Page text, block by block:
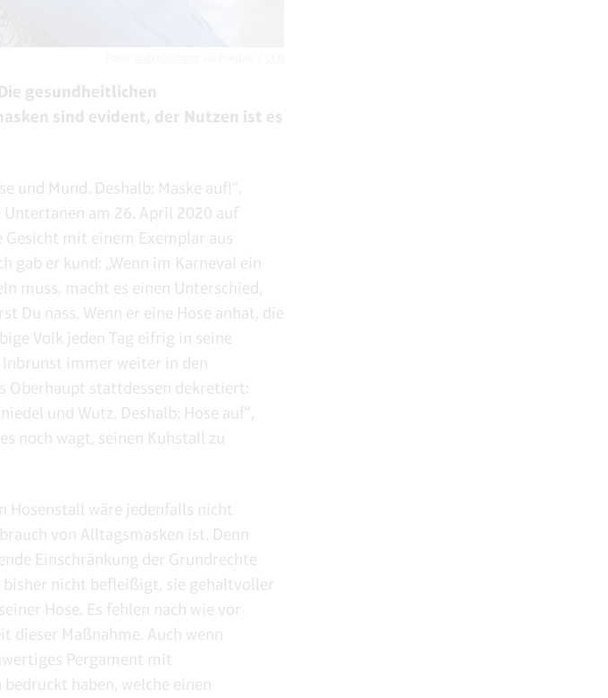
gesundheitlichen
sind evident, der Nutzen ist es
und Mund. Deshalb: Maske auf!“,
am 26. April 2020 auf
mit einem Exemplar aus
gab er kund: „Wenn im Karneval ein
muss, macht es einen Unterschied,
Du nass. Wenn er eine Hose anhat, die
Volk jeden Tag eifrig in seine
immer weiter in den
Oberhaupt stattdessen dekretiert:
und Wutz. Deshalb: Hose auf“,
noch wagt, seinen Kuhstall zu
Hosenstall wäre jedenfalls nicht
von Alltagsmasken ist. Denn
Einschränkung der Grundrechte
nicht befleißigt, sie gehaltvoller
Hose. Es fehlen nach wie vor
dieser Maßnahme. Auch wenn
Pergament mit
haben, welche einen